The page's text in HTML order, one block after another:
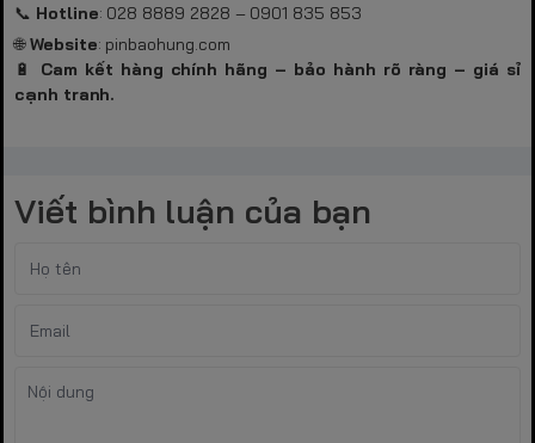
📞 Hotline: 028 8889 2828 – 0901 835 853
🌐Website: pinbaohung.com
🔋 Cam kết hàng chính hãng – bảo hành rõ ràng – giá sỉ
cạnh tranh.
Viết bình luận của bạn